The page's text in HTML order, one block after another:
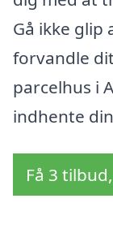
Gå ikke glip
forvandle
parcelhus i
indhente
Få 3